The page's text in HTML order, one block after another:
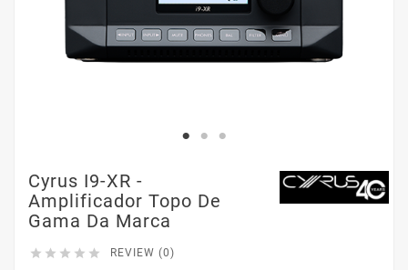
Cyrus I9-XR -
Amplificador Topo De
Gama Da Marca
     REVIEW (0)